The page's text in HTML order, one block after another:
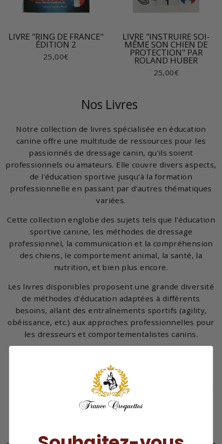
LIVRE "RING DE FRANCE"
ÉDITION 2
25,00€
LIVRE "INSTRUIRE SOI-
MÊME SON CHIEN DE
PROTECTION" PAR
ROLAND HUBER
25,00€
Nos Livres
Notre collection de livres spécialisée en éducation
canine offre une multitude de ressources pour les
passionnés de dressage canin, qu'ils soient
professionnels ou amateurs. Elle couvre divers aspects,
de l'éducation sportive jusqu'à la formation
professionnelle en passant par d'autres thématiques
variées.
Cette collection englobe des sujets tels que l'éducation
sportive canine, les méthodes de dressage
professionnel, la communication et la compréhension
des chiens, le comportement animal, la santé, la
nutrition, et bien plus encore.
Les livres disponibles proposent une grande diversité
de méthodes d'éducation adaptées à différents
besoins, allant des entraînements sportifs (agility,
obéissance, etc.) aux approches professionnelles pour
les dresseurs et comportementalistes canins.
canins, propriétaires de chiens passionnés par
l'éducation sportive, les professionnels du secteur
animalier et toute personne désirant approfondir ses
connaissances dans le domaine de l'éducation et du
comportement canin.
Parmi les ouvrages proposés, des titres reconnus